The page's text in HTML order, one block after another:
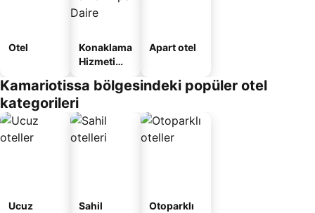
Otel
Konaklama
Hizmeti
Apart
Apart otel
Kamariotissa bölgesindeki popüler otel
kategorileri
Ucuz
Sahil
Otoparklı